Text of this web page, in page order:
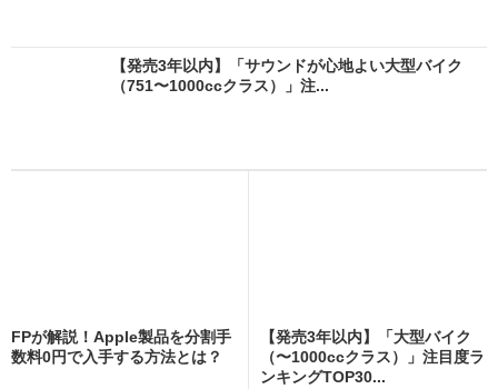
【発売3年以内】「サウンドが心地よい大型バイク
（751〜1000ccクラス）」注...
FPが解説！Apple製品を分割手
数料0円で入手する方法とは？
【発売3年以内】「大型バイク
（〜1000ccクラス）」注目度ラ
ンキングTOP30...